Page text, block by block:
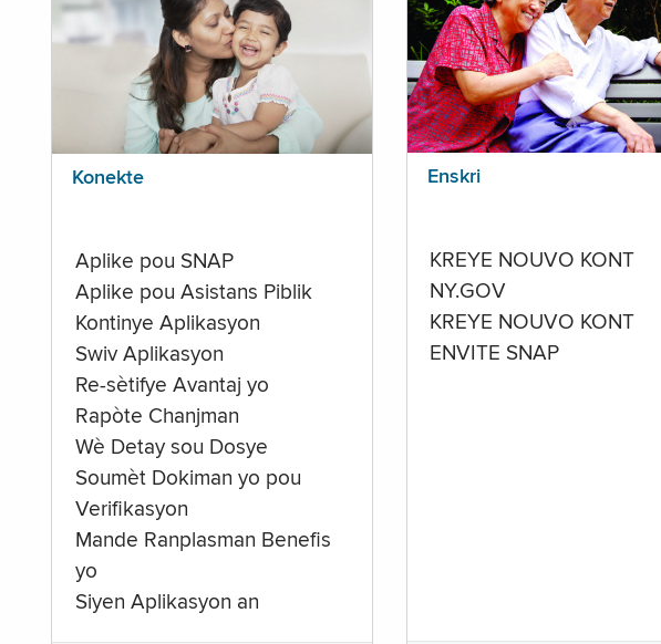
Konekte
Aplike pou SNAP
Aplike pou Asistans Piblik
Kontinye Aplikasyon
Swiv Aplikasyon
Re-sètifye Avantaj yo
Rapòte Chanjman
Wè Detay sou Dosye
Soumèt Dokiman yo pou
Verifikasyon
Mande Ranplasman Benefis
yo
Siyen Aplikasyon an
Enskri
KREYE NOUVO KONT
NY.GOV
KREYE NOUVO KONT
ENVITE SNAP